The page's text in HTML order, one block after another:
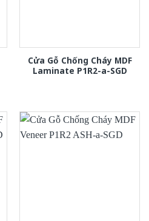
Cửa Gỗ Chống Cháy MDF
Laminate P1R2-a-SGD